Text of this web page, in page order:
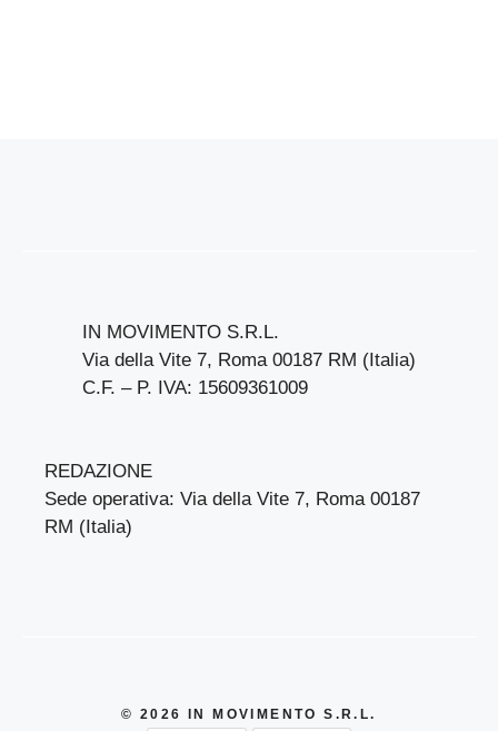
IN MOVIMENTO S.R.L.
Via della Vite 7, Roma 00187 RM (Italia)
C.F. – P. IVA: 15609361009
REDAZIONE
Sede operativa: Via della Vite 7, Roma 00187
RM (Italia)
© 2026 IN MOVIMENTO S.R.L.